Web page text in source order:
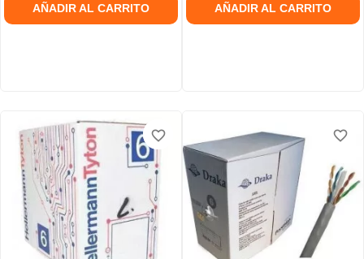
AÑADIR AL CARRITO AÑADIR AL CARRITO
favorite_border
favorite_border favorite_border
favorite_border